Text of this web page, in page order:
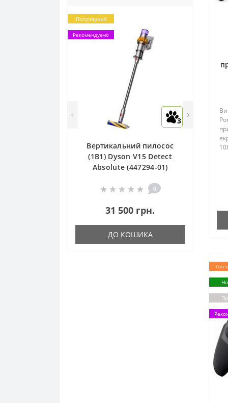
криптогаманець
Популярний
Рекомендуємо
3
Вертикальний пилосос
(1В1) Dyson V15 Detect
Absolute (447294-01)
0
31 500 грн.
ДО КОШИКА
Топ